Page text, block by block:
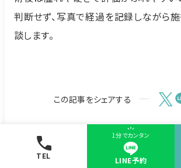
TEL
1分でカンタン
LINE予約
判断せず、写真で経過を記録しながら
談します。
この記事をシェアする